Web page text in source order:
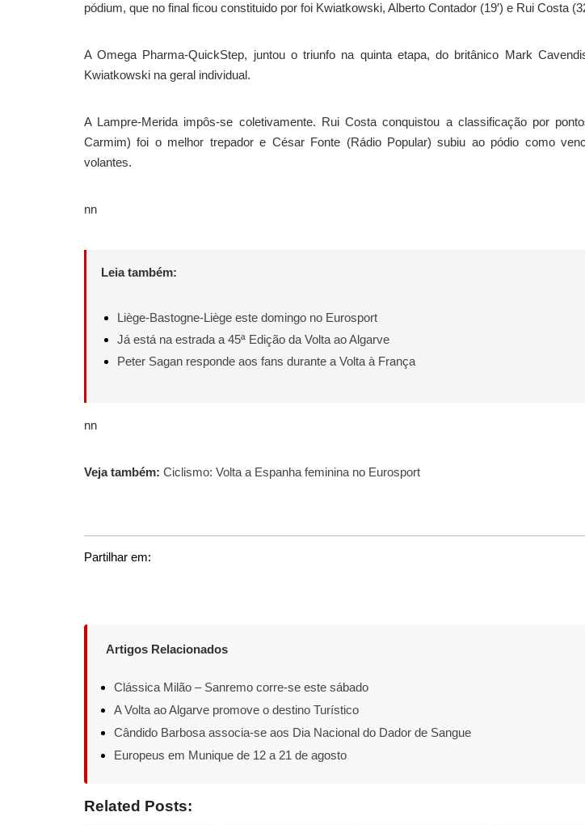
pódium, que no final ficou constituido por foi Kwiatkowski, Alberto Contador (19′) e Rui Costa
A Omega Pharma-QuickStep, juntou o triunfo na quinta etapa, do britânico Mark
Kwiatkowski na geral individual.
A Lampre-Merida impôs-se coletivamente. Rui Costa conquistou a classificação por
Carmim) foi o melhor trepador e César Fonte (Rádio Popular) subiu ao pódio como
volantes.
nn
Leia também:
Liège-Bastogne-Liège este domingo no Eurosport
Já está na estrada a 45ª Edição da Volta ao Algarve
Peter Sagan responde aos fans durante a Volta à França
nn
Veja também: Ciclismo: Volta a Espanha feminina no Eurosport
Partilhar em:
Artigos Relacionados
Clássica Milão – Sanremo corre-se este sábado
A Volta ao Algarve promove o destino Turístico
Cândido Barbosa associa-se aos Dia Nacional do Dador de Sangue
Europeus em Munique de 12 a 21 de agosto
Related Posts: